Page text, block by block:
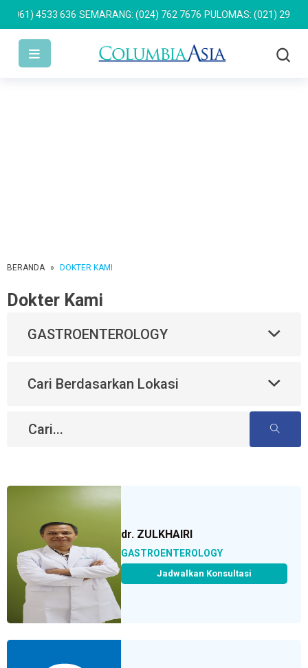
4533 636 SEMARANG: (024) 762 7676 PULOMAS: (021) 2955 9499
BERANDA » DOKTER KAMI
Dokter Kami
GASTROENTEROLOGY
Cari Berdasarkan Lokasi
dr. ZULKHAIRI
GASTROENTEROLOGY
Jadwalkan Konsultasi